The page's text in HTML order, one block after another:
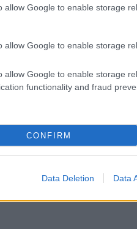
allow Google to enable storage
allow Google to enable storage
allow Google to enable storage
functionality and fraud
CONFIRM
Data Deletion Data